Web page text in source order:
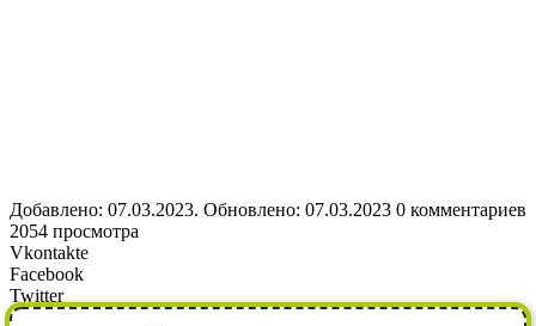
Добавлено: 07.03.2023. Обновлено: 07.03.2023 0 комментариев
2054 просмотра
Vkontakte
Facebook
Twitter